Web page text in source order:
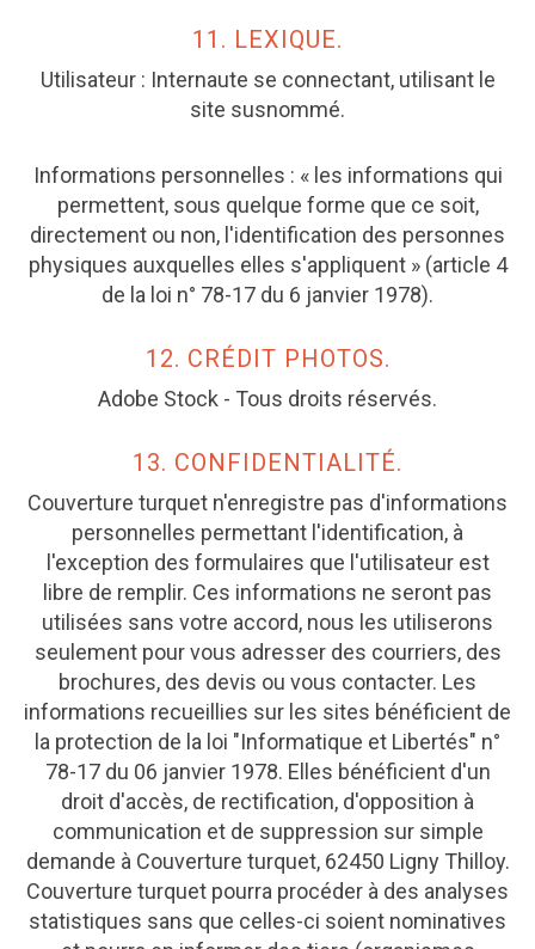
11. LEXIQUE.
Utilisateur : Internaute se connectant, utilisant le
site susnommé.
Informations personnelles : « les informations qui
permettent, sous quelque forme que ce soit,
directement ou non, l'identification des personnes
physiques auxquelles elles s'appliquent » (article 4
de la loi n° 78-17 du 6 janvier 1978).
12. CRÉDIT PHOTOS.
Adobe Stock - Tous droits réservés.
13. CONFIDENTIALITÉ.
Couverture turquet n'enregistre pas d'informations
personnelles permettant l'identification, à
l'exception des formulaires que l'utilisateur est
libre de remplir. Ces informations ne seront pas
utilisées sans votre accord, nous les utiliserons
seulement pour vous adresser des courriers, des
brochures, des devis ou vous contacter. Les
informations recueillies sur les sites bénéficient de
la protection de la loi "Informatique et Libertés" n°
78-17 du 06 janvier 1978. Elles bénéficient d'un
droit d'accès, de rectification, d'opposition à
communication et de suppression sur simple
demande à Couverture turquet, 62450 Ligny Thilloy.
Couverture turquet pourra procéder à des analyses
statistiques sans que celles-ci soient nominatives